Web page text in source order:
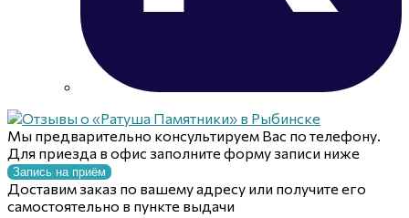
Мы предварительно консультируем Вас по телефону.
Для приезда в офис заполните форму записи ниже
Запись на приём
Доставим заказ по вашему адресу или получите его
самостоятельно в пункте выдачи